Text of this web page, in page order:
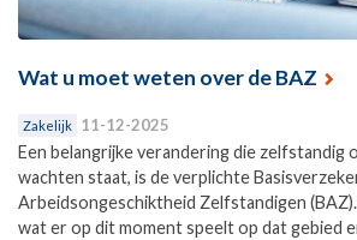
Wat u moet weten over de BAZ
Zakelijk 11-12-2025
Een belangrijke verandering die zelfstandig
wachten staat, is de verplichte
Arbeidsongeschiktheid Zelfstandigen
wat er op dit moment speelt op dat gebied